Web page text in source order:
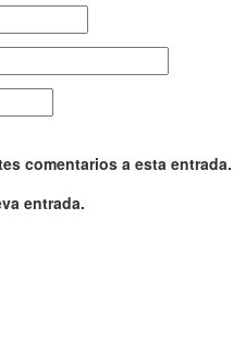
comentarios a esta entrada.
entrada.